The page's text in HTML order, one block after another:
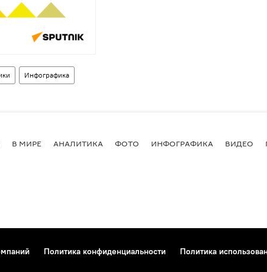
Инфографика
В МИРЕ АНАЛИТИКА ФОТО ИНФОГРАФИКА ВИДЕО
Политика конфиденциальности
Политика